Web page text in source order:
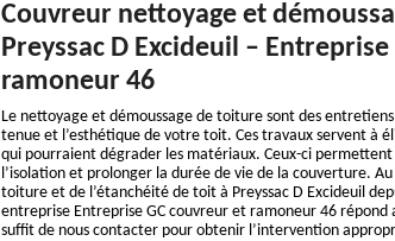
Couvreur nettoyage et
Preyssac D Excideuil –
ramoneur 46
Le nettoyage et démoussage de toiture sont des
tenue et l’esthétique de votre toit. Ces travaux servent à
qui pourraient dégrader les matériaux. Ceux-ci
l’isolation et prolonger la durée de vie de la couverture.
toiture et de l’étanchéité de toit à Preyssac D Excideuil
entreprise Entreprise GC couvreur et ramoneur 46 répond
suffit de nous contacter pour obtenir l’intervention